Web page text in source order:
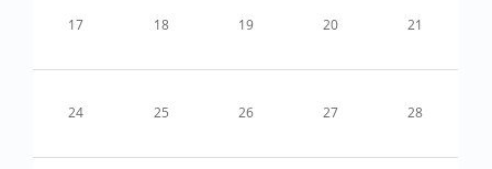
17 18 19 20 21
24 25 26 27 28